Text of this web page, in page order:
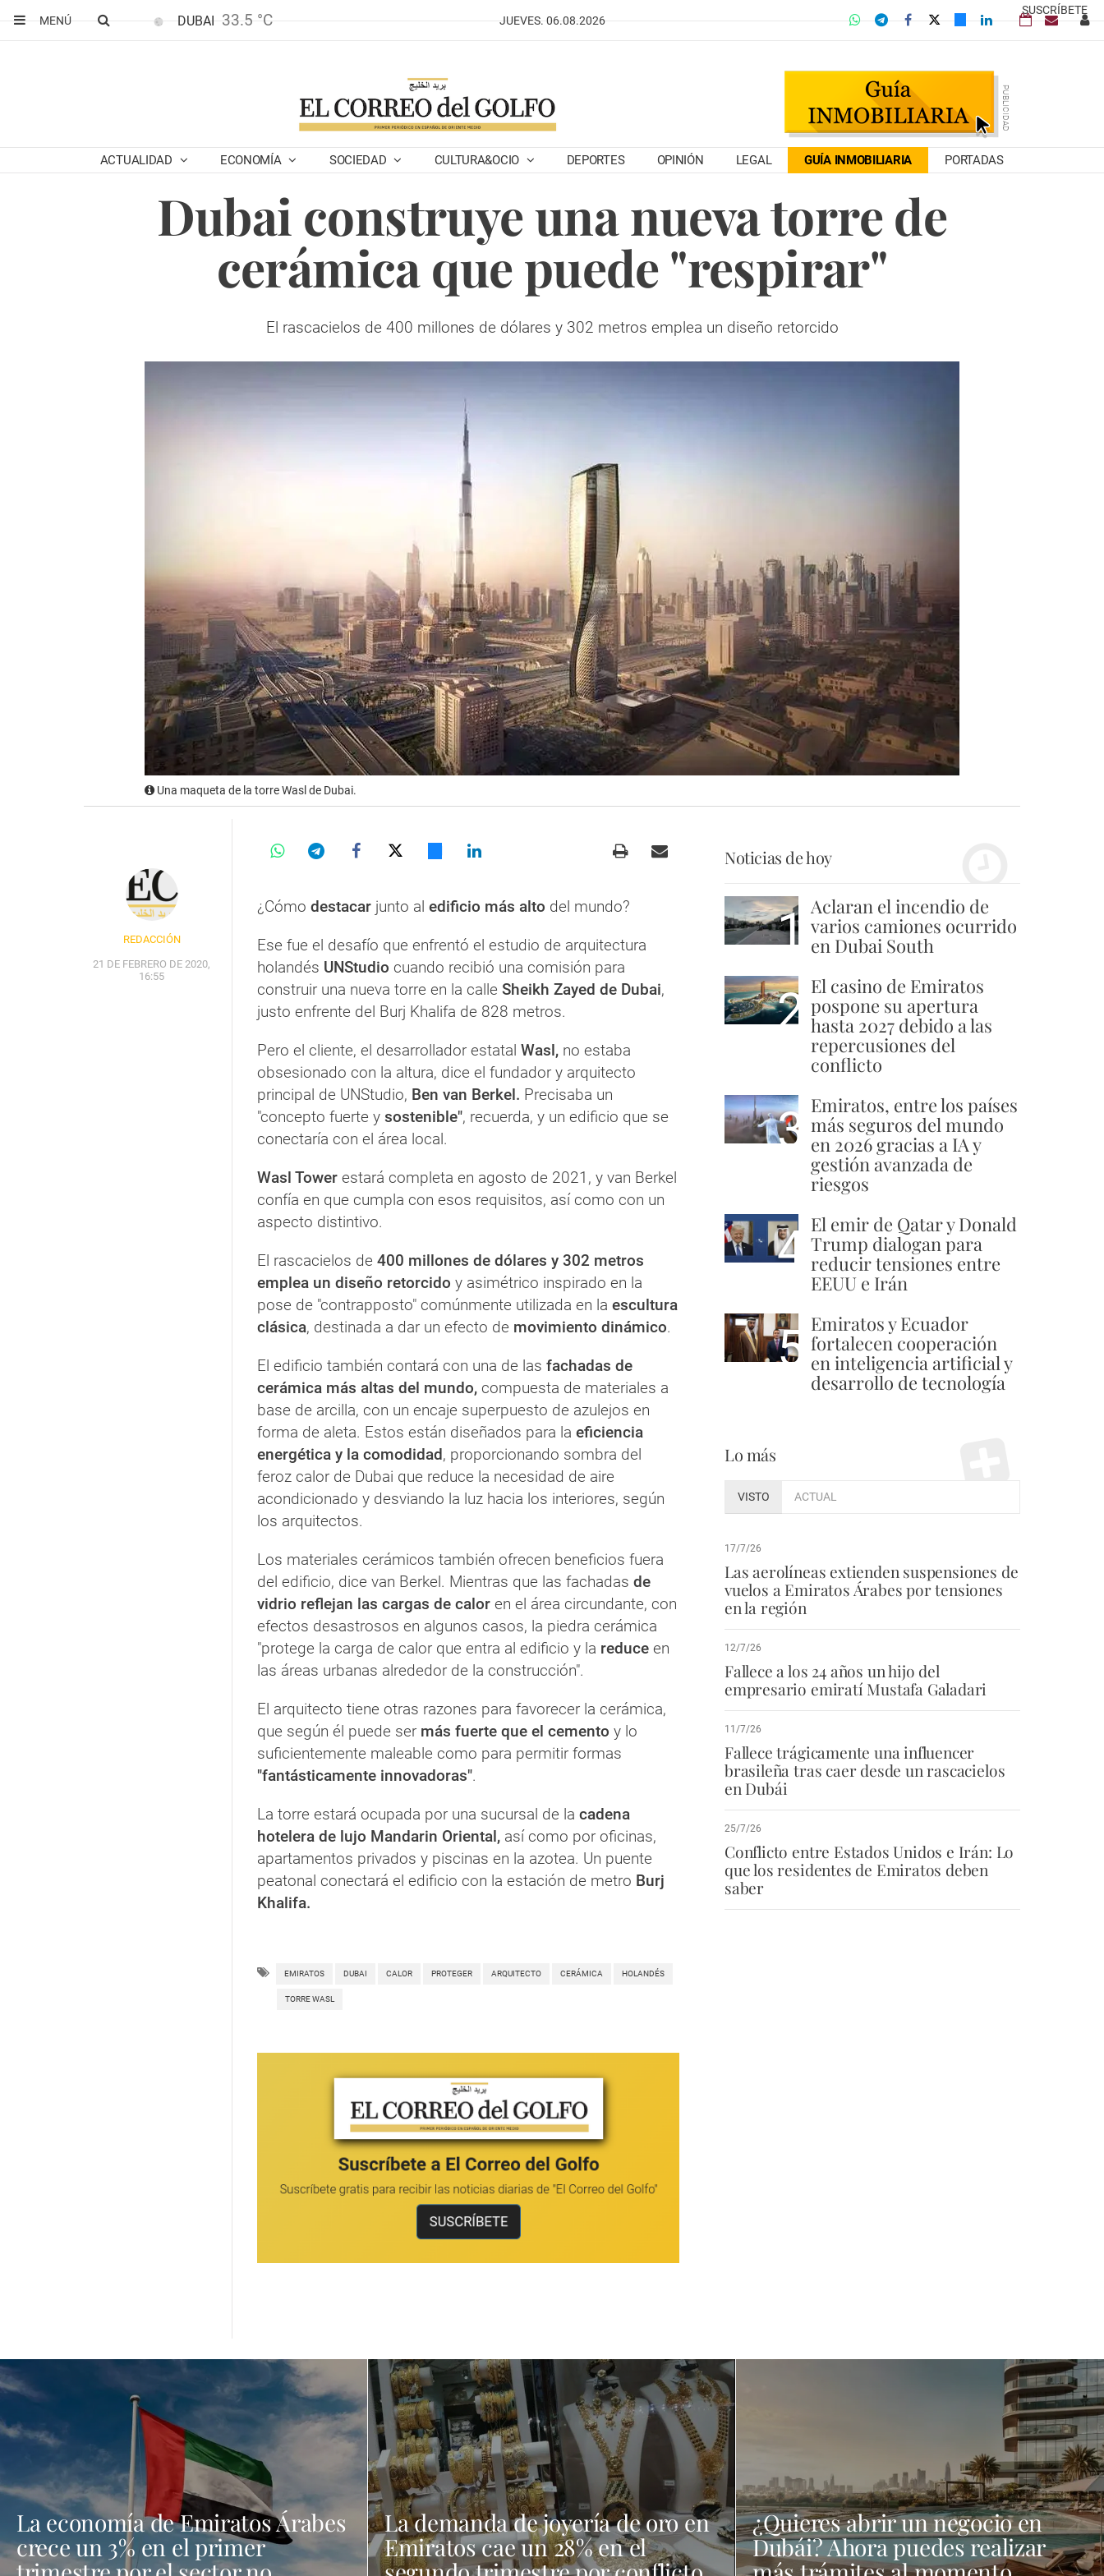
SUSCRÍBETE
MENÚ
DUBAI 33.5 °C JUEVES. 06.08.2026
ACTUALIDAD ECONOMÍA SOCIEDAD CULTURA&OCIO DEPORTES OPINIÓN LEGAL GUÍA INMOBILIARIA PORTADAS
Dubai construye una nueva torre de
cerámica que puede "respirar"
El rascacielos de 400 millones de dólares y 302 metros emplea un diseño retorcido
Una maqueta de la torre Wasl de Dubai.
REDACCIÓN
21 DE FEBRERO DE 2020,
16:55
¿Cómo destacar junto al edificio más alto del mundo?
Ese fue el desafío que enfrentó el estudio de arquitectura
holandés UNStudio cuando recibió una comisión para
construir una nueva torre en la calle Sheikh Zayed de Dubai,
justo enfrente del Burj Khalifa de 828 metros.
Pero el cliente, el desarrollador estatal Wasl, no estaba
obsesionado con la altura, dice el fundador y arquitecto
principal de UNStudio, Ben van Berkel. Precisaba un
"concepto fuerte y sostenible", recuerda, y un edificio que se
conectaría con el área local.
Wasl Tower estará completa en agosto de 2021, y van Berkel
confía en que cumpla con esos requisitos, así como con un
aspecto distintivo.
El rascacielos de 400 millones de dólares y 302 metros
emplea un diseño retorcido y asimétrico inspirado en la
pose de "contrapposto" comúnmente utilizada en la escultura
clásica, destinada a dar un efecto de movimiento dinámico.
El edificio también contará con una de las fachadas de
cerámica más altas del mundo, compuesta de materiales a
base de arcilla, con un encaje superpuesto de azulejos en
forma de aleta. Estos están diseñados para la eficiencia
energética y la comodidad, proporcionando sombra del
feroz calor de Dubai que reduce la necesidad de aire
acondicionado y desviando la luz hacia los interiores, según
los arquitectos.
Los materiales cerámicos también ofrecen beneficios fuera
del edificio, dice van Berkel. Mientras que las fachadas de
vidrio reflejan las cargas de calor en el área circundante, con
efectos desastrosos en algunos casos, la piedra cerámica
"protege la carga de calor que entra al edificio y la reduce en
las áreas urbanas alrededor de la construcción".
El arquitecto tiene otras razones para favorecer la cerámica,
que según él puede ser más fuerte que el cemento y lo
suficientemente maleable como para permitir formas
"fantásticamente innovadoras".
La torre estará ocupada por una sucursal de la cadena
hotelera de lujo Mandarin Oriental, así como por oficinas,
apartamentos privados y piscinas en la azotea. Un puente
peatonal conectará el edificio con la estación de metro Burj
Khalifa.
EMIRATOS DUBAI CALOR PROTEGER ARQUITECTO CERÁMICA HOLANDÉS
TORRE WASL
Noticias de hoy
1 Aclaran el incendio de
varios camiones ocurrido
en Dubai South
2 El casino de Emiratos
pospone su apertura
hasta 2027 debido a las
repercusiones del
conflicto
3 Emiratos, entre los países
más seguros del mundo
en 2026 gracias a IA y
gestión avanzada de
riesgos
4 El emir de Qatar y Donald
Trump dialogan para
reducir tensiones entre
EEUU e Irán
5 Emiratos y Ecuador
fortalecen cooperación
en inteligencia artificial y
desarrollo de tecnología
Lo más
VISTO ACTUAL
17/7/26
Las aerolíneas extienden suspensiones de
vuelos a Emiratos Árabes por tensiones
en la región
12/7/26
Fallece a los 24 años un hijo del
empresario emiratí Mustafa Galadari
11/7/26
Fallece trágicamente una influencer
brasileña tras caer desde un rascacielos
en Dubái
25/7/26
Conflicto entre Estados Unidos e Irán: Lo
que los residentes de Emiratos deben
saber
La economía de Emiratos Árabes
crece un 3% en el primer
La demanda de joyería de oro en
Emiratos cae un 28% en el
¿Quieres abrir un negocio en
Dubái? Ahora puedes realizar